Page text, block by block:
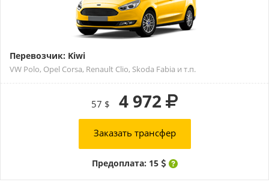
Перевозчик: Kiwi
VW Polo, Opel Corsa, Renault Clio, Skoda Fabia и т.п.
57 $ 4 972
Заказать трансфер
Предоплата: 15